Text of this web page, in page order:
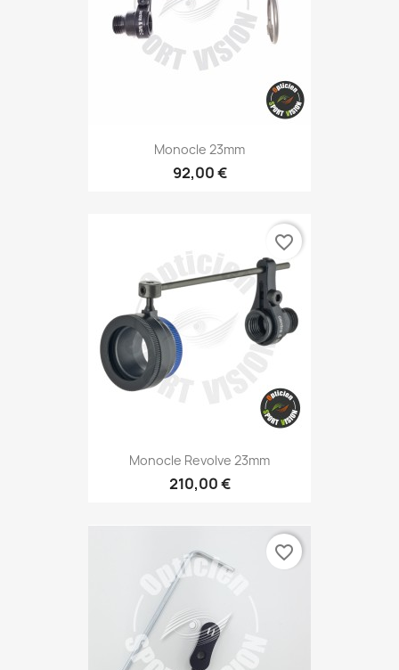
Monocle 23mm
92,00 €
Monocle Revolve 23mm
210,00 €
favorite_border
favorite_border